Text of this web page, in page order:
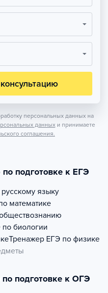
персональных данных на
данных и принимаете
соглашения.
подготовке к ЕГЭ
языку
математике
биологии
Тренажер ЕГЭ по физике
подготовке к ОГЭ